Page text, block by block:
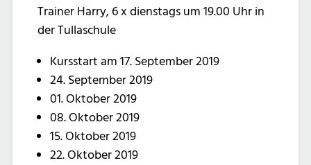
Trainer Harry, 6 x dienstags um 19.00 Uhr in
der Tullaschule
Kursstart am 17. September 2019
24. September 2019
01. Oktober 2019
08. Oktober 2019
15. Oktober 2019
22. Oktober 2019